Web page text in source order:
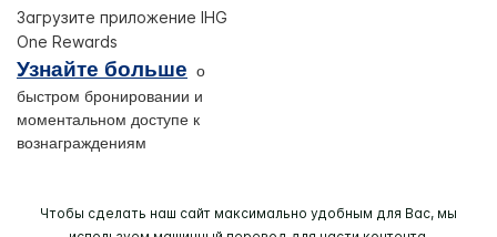
Загрузите приложение IHG
One Rewards
Узнайте больше о
быстром бронировании и
моментальном доступе к
вознаграждениям
Чтобы сделать наш сайт максимально удобным для Вас, мы